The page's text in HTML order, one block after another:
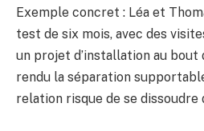
Exemple concret : Léa et
test de six mois, avec des
un projet d’installation au bout
rendu la séparation
relation risque de se dissoudre